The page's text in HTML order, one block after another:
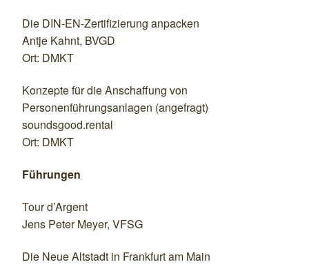
Die DIN-EN-Zertifizierung anpacken
Antje Kahnt, BVGD
Ort: DMKT
Konzepte für die Anschaffung von
Personenführungsanlagen (angefragt)
soundsgood.rental
Ort: DMKT
Führungen
Tour d’Argent
Jens Peter Meyer, VFSG
Die Neue Altstadt in Frankfurt am Main